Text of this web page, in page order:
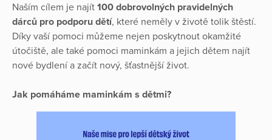
Naším cílem je najít 100 dobrovolných pravidelných
dárců pro podporu dětí, které neměly v životě tolik štěstí.
Díky vaší pomoci můžeme nejen poskytnout okamžité
útočiště, ale také pomoci maminkám a jejich dětem najít
nové bydlení a začít nový, šťastnější život.
Jak pomáháme maminkám s dětmi?